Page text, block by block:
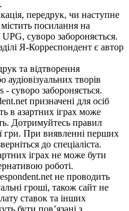
передрук, чи наступне
посилання на
суворо забороняється.
Я-Корреспондент є автор
та відтворення
аудіовізуальних творів
суворо забороняється.
призначені для осіб
в азартних іграх може
Дотримуйтесь правил
гри. При виявленні перших
до спеціаліста.
іграх не може бути
роботі.
не проводить
гроші, також сайт не
ставок та інших
бути пов’язані з